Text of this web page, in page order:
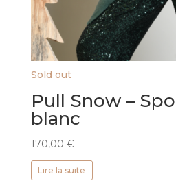
Sold out
Pull Snow –
blanc
170,00 €
Lire la suite